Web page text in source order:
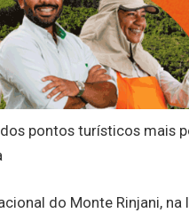
pontos turísticos mais
do Monte Rinjani,